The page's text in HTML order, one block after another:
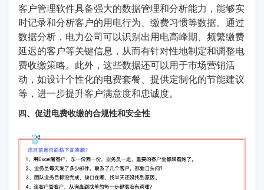
客户管理软件具备强大的数据管理和分析能力，能够实
时记录和分析客户的用电行为、缴费习惯等数据。通过
数据分析，电力公司可以识别出用电高峰期、频繁缴费
延迟的客户等关键信息，从而有针对性地制定和调整电
费收缴策略。此外，这些数据还可以用于市场营销活
动，如设计个性化的电费套餐、提供定制化的节能建议
等，进一步提升客户满意度和忠诚度。
四、促进电费收缴的合规性和安全性